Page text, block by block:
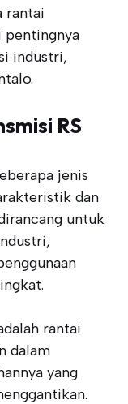
rantai
pentingnya
industri,
RS
jenis
dan
untuk
rantai
dalam
yang